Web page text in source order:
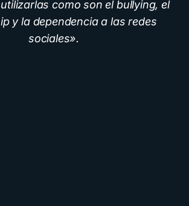
como son el bullying, el
y la dependencia a las redes
sociales».